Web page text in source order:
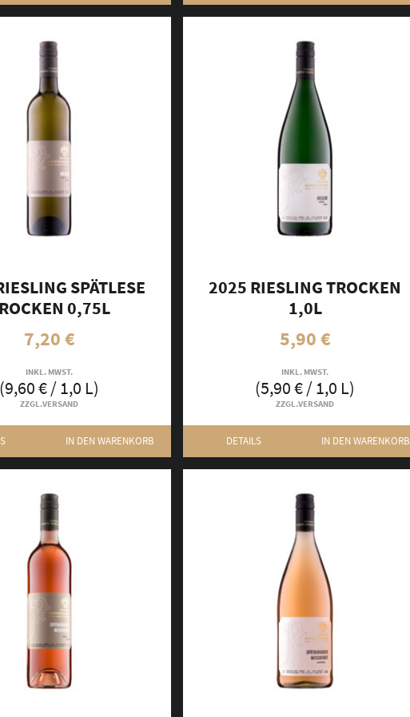
SPÄTLESE
0,75L
7,20€
INKL. MWST.
(9,60€/ 1,0 L)
ZZGL.VERSAND
IN DEN WARENKORB
2025 RIESLING TROCKEN
1,0L
5,90€
INKL. MWST.
(5,90€/ 1,0 L)
ZZGL.VERSAND
DETAILS IN DEN WARENKORB